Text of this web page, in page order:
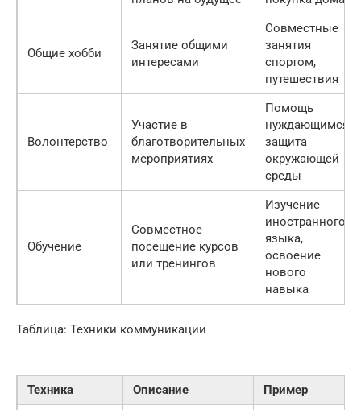
Общие хобби
Занятие общими
интересами
Совместные
занятия
спортом,
путешествия
Волонтерство
Участие в
благотворительных
мероприятиях
Помощь
нуждающимся,
защита
окружающей
среды
Обучение
Совместное
посещение курсов
или тренингов
Изучение
иностранного
языка,
освоение
нового
навыка
Таблица: Техники коммуникации
Техника Описание Пример